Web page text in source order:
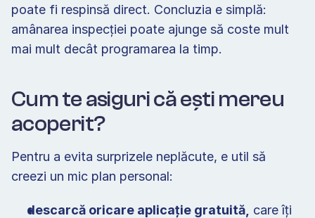
poate fi respinsă direct. Concluzia e simplă:
amânarea inspecției poate ajunge să coste mult
mai mult decât programarea la timp.
Cum te asiguri că ești mereu
acoperit?
Pentru a evita surprizele neplăcute, e util să
creezi un mic plan personal:
descarcă oricare aplicație gratuită, care îți